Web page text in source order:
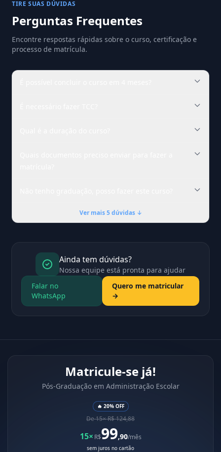
TIRE SUAS DÚVIDAS
Perguntas Frequentes
Encontre respostas rápidas sobre o curso, certificação e
processo de matrícula.
Ver mais 5 dúvidas ↓
Ainda tem dúvidas?
Nossa equipe está pronta para ajudar
Falar no
WhatsApp
Quero me matricular
→
Matricule-se já!
Pós-Graduação em Administração Escolar
🔥 20% OFF
De 15× R$ 124,88
15× R$99,90/mês
sem juros no cartão